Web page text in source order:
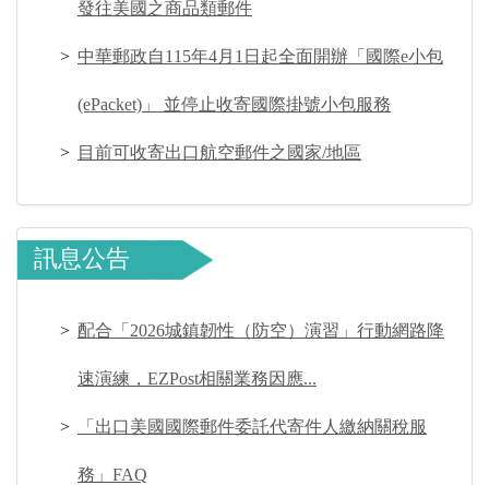
發往美國之商品類郵件
中華郵政自115年4月1日起全面開辦「國際e小包
(ePacket)」 並停止收寄國際掛號小包服務
目前可收寄出口航空郵件之國家/地區
訊息公告
配合「2026城鎮韌性（防空）演習」行動網路降
速演練，EZPost相關業務因應...
「出口美國國際郵件委託代寄件人繳納關稅服
務」FAQ